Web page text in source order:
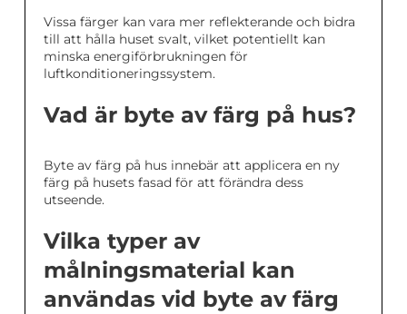
Vissa färger kan vara mer reflekterande och bidra
till att hålla huset svalt, vilket potentiellt kan
minska energiförbrukningen för
luftkonditioneringssystem.
Vad är byte av färg på hus?
Byte av färg på hus innebär att applicera en ny
färg på husets fasad för att förändra dess
utseende.
Vilka typer av
målningsmaterial kan
användas vid byte av färg